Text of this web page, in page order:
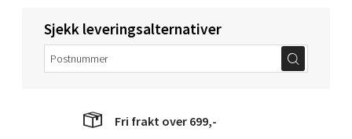
Sjekk leveringsalternativer
Fri frakt over 699,-
Velg
Molde - Moldetorget